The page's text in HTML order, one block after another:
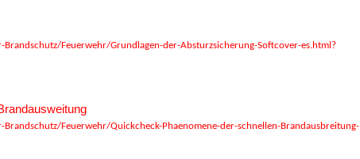
Feuerwehr/Grundlagen-der-Absturzsicherung-Softcover-es.html?
Feuerwehr/Quickcheck-Phaenomene-der-schnellen-Brandausbreitung-